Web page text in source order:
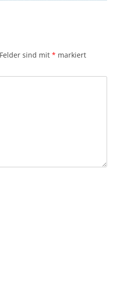
sind mit * markiert